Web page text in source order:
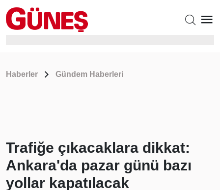
Haberler Gündem Haberleri
Trafiğe çıkacaklara dikkat:
Ankara'da pazar günü bazı
yollar kapatılacak